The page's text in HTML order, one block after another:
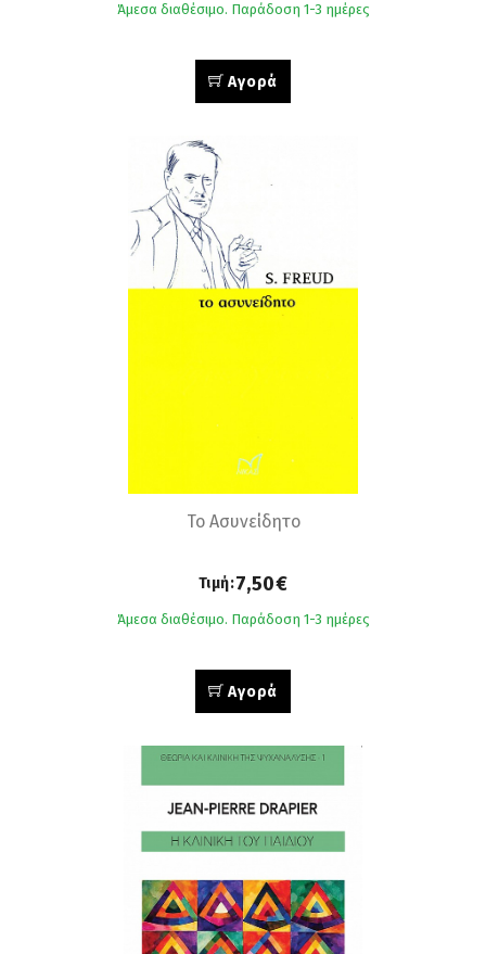
Άμεσα διαθέσιμο. Παράδοση 1-3 ημέρες
Αγορά
Το Ασυνείδητο
Τιμή:7,50€
Άμεσα διαθέσιμο. Παράδοση 1-3 ημέρες
Αγορά